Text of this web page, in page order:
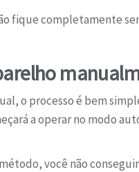
fique completamente
o processo é bem
a operar no modo
você não